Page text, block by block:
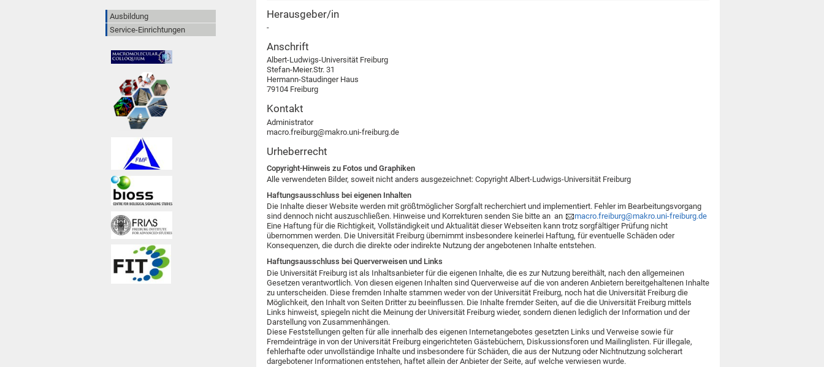
Herausgeber/in
-
Anschrift
Albert-Ludwigs-Universität Freiburg
Stefan-Meier.Str. 31
Hermann-Staudinger Haus
79104 Freiburg
Kontakt
Administrator
macro.freiburg@makro.uni-freiburg.de
Urheberrecht
Copyright-Hinweis zu Fotos und Graphiken
Alle verwendeten Bilder, soweit nicht anders ausgezeichnet: Copyright Albert-Ludwigs-Universität Freiburg
Haftungsausschluss bei eigenen Inhalten
Die Inhalte dieser Website werden mit größtmöglicher Sorgfalt recherchiert und implementiert. Fehler im Bearbeitungsvorgang
sind dennoch nicht auszuschließen. Hinweise und Korrekturen senden Sie bitte an an
macro.freiburg@makro.uni-freiburg.de
Eine Haftung für die Richtigkeit, Vollständigkeit und Aktualität dieser Webseiten kann trotz sorgfältiger Prüfung nicht
übernommen werden. Die Universität Freiburg übernimmt insbesondere keinerlei Haftung, für eventuelle Schäden oder
Konsequenzen, die durch die direkte oder indirekte Nutzung der angebotenen Inhalte entstehen.
Haftungsausschluss bei Querverweisen und Links
Die Universität Freiburg ist als Inhaltsanbieter für die eigenen Inhalte, die es zur Nutzung bereithält, nach den allgemeinen
Gesetzen verantwortlich. Von diesen eigenen Inhalten sind Querverweise auf die von anderen Anbietern bereitgehaltenen Inhalte
zu unterscheiden. Diese fremden Inhalte stammen weder von der Universität Freiburg, noch hat die Universität Freiburg die
Möglichkeit, den Inhalt von Seiten Dritter zu beeinflussen. Die Inhalte fremder Seiten, auf die die Universität Freiburg mittels
Links hinweist, spiegeln nicht die Meinung der Universität Freiburg wieder, sondern dienen lediglich der Information und der
Darstellung von Zusammenhängen.
Diese Feststellungen gelten für alle innerhalb des eigenen Internetangebotes gesetzten Links und Verweise sowie für
Fremdeinträge in von der Universität Freiburg eingerichteten Gästebüchern, Diskussionsforen und Mailinglisten. Für illegale,
fehlerhafte oder unvollständige Inhalte und insbesondere für Schäden, die aus der Nutzung oder Nichtnutzung solcherart
dargebotener Informationen entstehen, haftet allein der Anbieter der Seite, auf welche verwiesen wurde.
Ausbildung
Service-Einrichtungen